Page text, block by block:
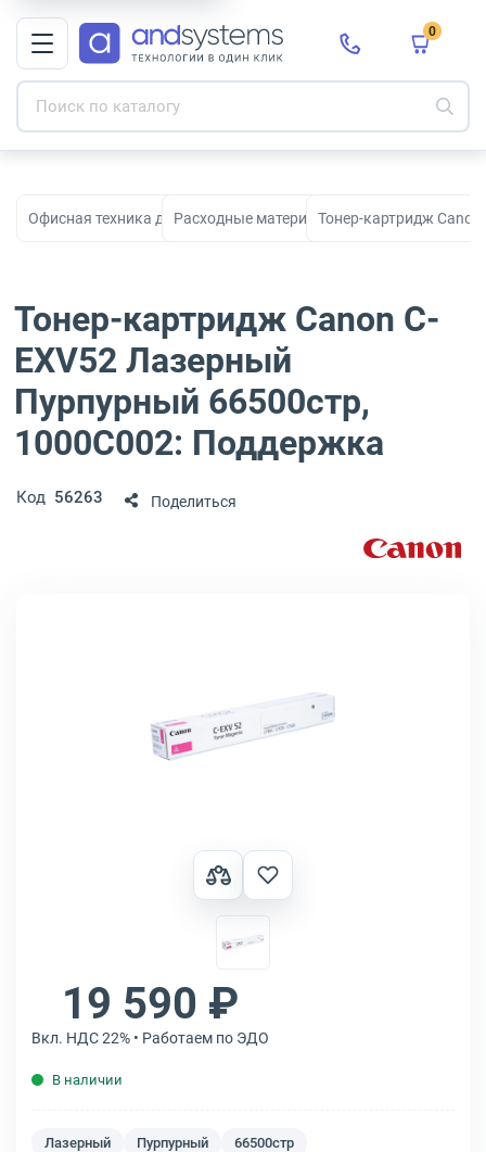
0
Офисная техника для печати, сканирования и
Расходные материалы для принтеров и
Тонер-картридж
Тонер-картридж Canon C-
EXV52 Лазерный
Пурпурный 66500стр,
1000C002: Поддержка
Код 56263 Поделиться
19 590 ₽
Вкл. НДС 22% • Работаем по ЭДО
В наличии
Лазерный Пурпурный 66500стр